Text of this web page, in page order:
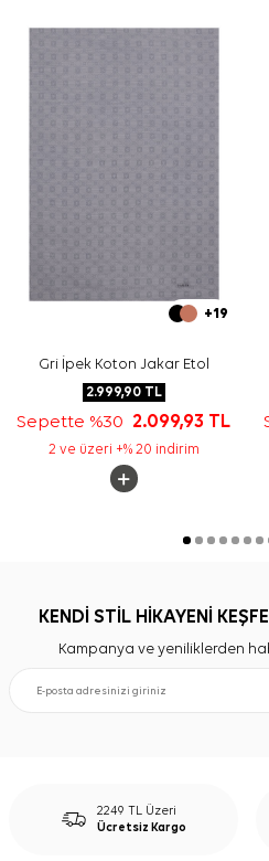
+19
Gri İpek Koton Jakar Etol
2.999,90TL
Sepette %30 2.099,93 TL
2 ve üzeri +% 20 indirim
KENDİ STİL HİKAYENİ
Kampanya ve yeniliklerden
2249 TL Üzeri
Ücretsiz Kargo